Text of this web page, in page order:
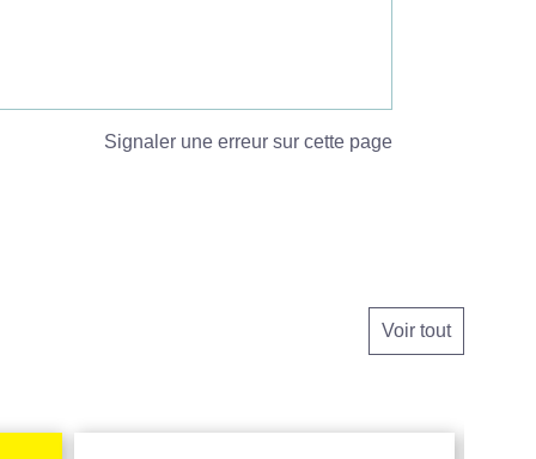
Signaler une erreur sur cette page
Voir tout